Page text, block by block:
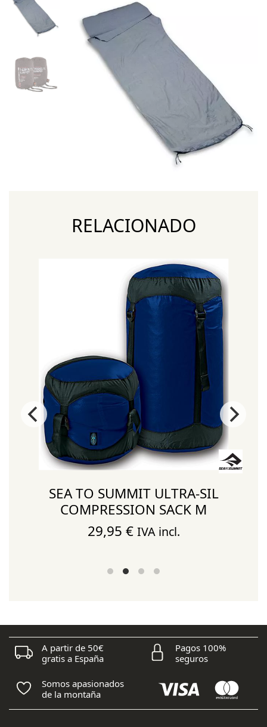
RELACIONADO
SEA TO SUMMIT ULTRA-SIL
COMPRESSION SACK M
29,95 € IVA incl.
A partir de 50€
gratis a España
Pagos 100%
seguros
Somos apasionados
de la montaña